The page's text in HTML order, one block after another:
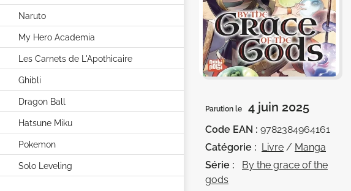
Naruto
My Hero Academia
Les Carnets de L'Apothicaire
Ghibli
Dragon Ball
Hatsune Miku
Pokemon
Solo Leveling
Parution le 4 juin 2025
Code EAN : 9782384964161
Catégorie : Livre / Manga
Série :
By the grace of the
gods